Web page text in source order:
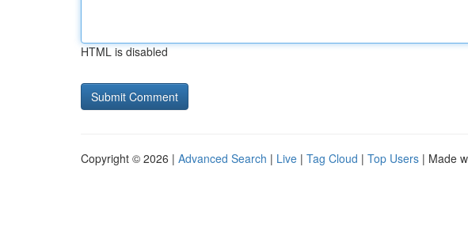
HTML is disabled
Copyright © 2026 | Advanced Search | Live | Tag Cloud | Top Users | Made